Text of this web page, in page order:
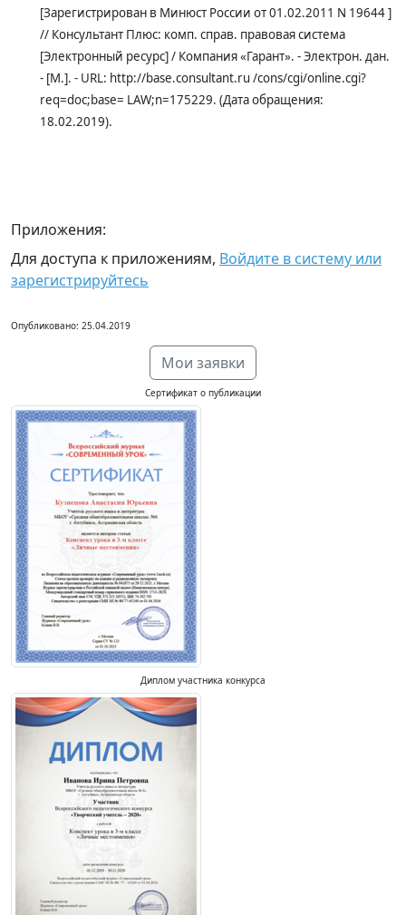
[Зарегистрирован в Минюст России от 01.02.2011 N 19644 ]
// Консультант Плюс: комп. справ. правовая система
[Электронный ресурс] / Компания «Гарант». - Электрон. дан.
- [М.]. - URL: http://base.consultant.ru /cons/cgi/online.cgi?
req=doc;base= LAW;n=175229. (Дата обращения:
18.02.2019).
Приложения:
Для доступа к приложениям, Войдите в систему или
зарегистрируйтесь
Опубликовано: 25.04.2019
Мои заявки
Сертификат о публикации
Диплом участника конкурса